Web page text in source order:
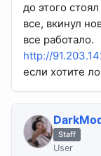
до этого
все, вкинул
все работало.
http://
если хотите
Staff
User